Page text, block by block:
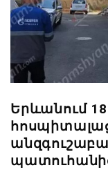
Երևանում